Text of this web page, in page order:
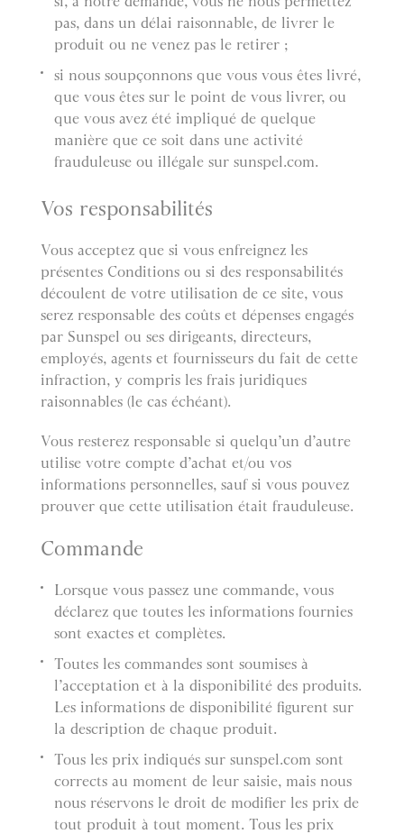
pas, dans un délai raisonnable, de livrer le
produit ou ne venez pas le retirer ;
si nous soupçonnons que vous vous êtes livré,
que vous êtes sur le point de vous livrer, ou
que vous avez été impliqué de quelque
manière que ce soit dans une activité
frauduleuse ou illégale sur sunspel.com.
Vos responsabilités
Vous acceptez que si vous enfreignez les
présentes Conditions ou si des responsabilités
découlent de votre utilisation de ce site, vous
serez responsable des coûts et dépenses engagés
par Sunspel ou ses dirigeants, directeurs,
employés, agents et fournisseurs du fait de cette
infraction, y compris les frais juridiques
raisonnables (le cas échéant).
Vous resterez responsable si quelqu’un d’autre
utilise votre compte d’achat et/ou vos
informations personnelles, sauf si vous pouvez
prouver que cette utilisation était frauduleuse.
Commande
Lorsque vous passez une commande, vous
déclarez que toutes les informations fournies
sont exactes et complètes.
Toutes les commandes sont soumises à
l’acceptation et à la disponibilité des produits.
Les informations de disponibilité figurent sur
la description de chaque produit.
Tous les prix indiqués sur sunspel.com sont
corrects au moment de leur saisie, mais nous
nous réservons le droit de modifier les prix de
tout produit à tout moment. Tous les prix